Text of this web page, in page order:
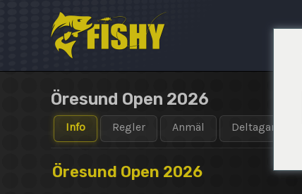
Öresund Open 2026
Info Regler Anmäl Deltagare
Öresund Open 2026